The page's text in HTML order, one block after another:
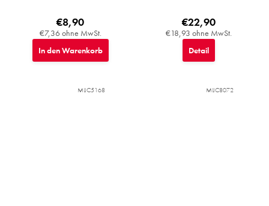
€7,36 ohne MwSt.
€8,90
In den Warenkorb
€18,93 ohne MwSt.
€22,90
Detail
MIJC5168 MIJC8072